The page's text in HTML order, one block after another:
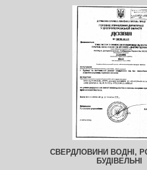
СВЕРДЛОВИНИ ВОДНІ,
БУДІВЕЛЬНІ